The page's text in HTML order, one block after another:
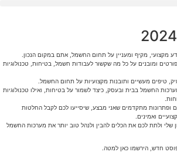
מקצועי, מקיף ומעניין על תחום החשמל, אתם במקום הנכון.
ומובנים על כל מה שקשור לעבודות חשמל, בטיחות, טכנולוגיות
טיפים מעשיים ותובנות מקצועיות על תחום החשמל.
החשמל בבית ובעסק, כיצד לשמור על בטיחות, ואילו טכנולוגיות
ופתרונות מתקדמים שאני מבצע, שיסייעו לכם לקבל החלטות
ואמינים.
שלי ולתת לכם את הכלים להבין ולנהל טוב יותר את מערכות החשמל
חדש, הירשמו כאן למטה.